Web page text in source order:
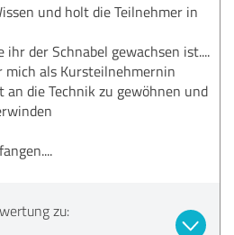
und holt die Teilnehmer in
der Schnabel gewachsen ist....
als Kursteilnehmernin
die Technik zu gewöhnen und
zu: